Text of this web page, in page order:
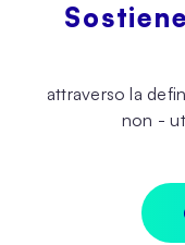
attraverso la
non -